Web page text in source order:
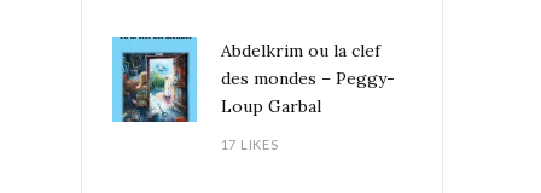
Abdelkrim ou la clef
des mondes – Peggy-
Loup Garbal
17 LIKES